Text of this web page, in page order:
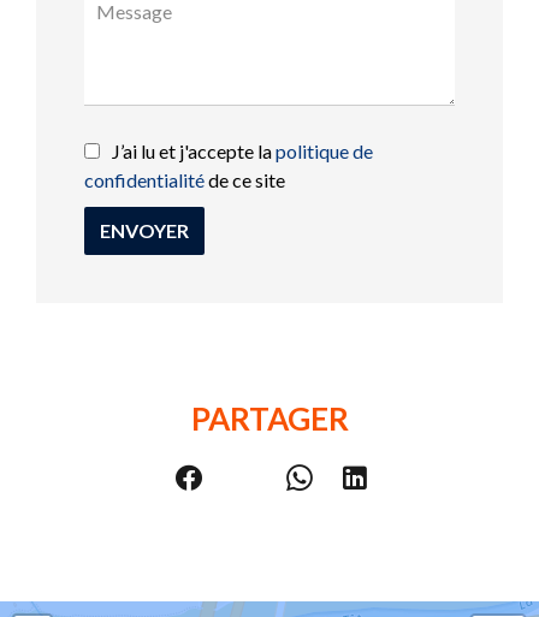
J’ai lu et j'accepte lapolitique de
confidentialitéde ce site
ENVOYER
PARTAGER